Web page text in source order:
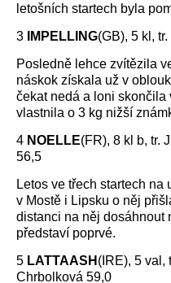
letošních startech byla
3
IMPELLING(GB), 5 kl,
Posledně lehce zvítězila
náskok získala už v
čekat nedá a loni skončila
vlastnila o 3 kg nižší
4 NOELLE(FR), 8 kl b, tr.
56,5
Letos ve třech startech
v Mostě i Lipsku o něj
distanci na něj dosáhnout
představí poprvé.
5 LATTAASH (IRE), 5 val,
Chrbolková 59,0